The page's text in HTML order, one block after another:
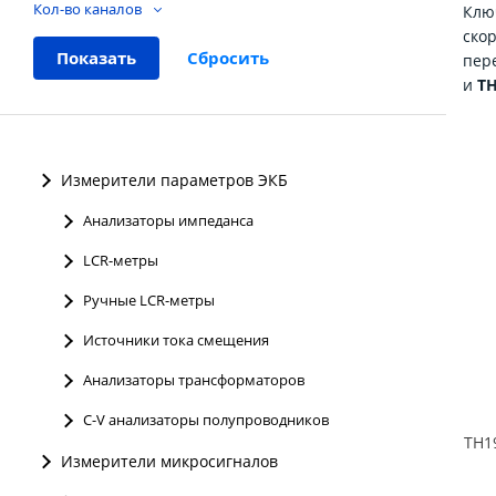
Кол-во каналов
Измерители параметров ЭКБ
Анализаторы импеданса
LCR-метры
Ручные LCR-метры
Источники тока смещения
Анализаторы трансформаторов
C-V анализаторы полупроводников
Измерители микросигналов
и